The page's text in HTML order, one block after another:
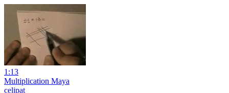
1:13
Multiplication Maya
celipat